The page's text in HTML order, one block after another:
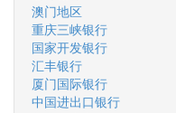
澳门地区
重庆三峡银行
国家开发银行
汇丰银行
厦门国际银行
中国进出口银行